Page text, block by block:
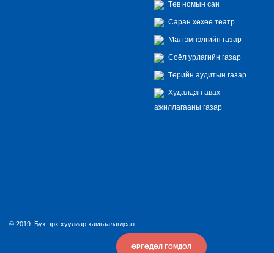
ӨРГӨДӨЛ ГОМДОЛ
Төв номын сан
Саран хөхөө театр
Мал эмнэлгийн газар
Соёл урлагийн газар
Төрийн аудитын газар
Худалдан авах
ажиллагааны газар
© 2019. Бүх эрх хуулиар хамгаалагдсан.